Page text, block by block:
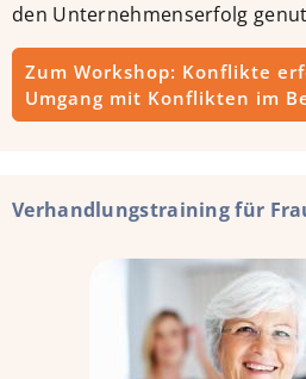
den Unternehmenserfolg
Zum Workshop: Konflikte
Umgang mit Konflikten im
Verhandlungstraining für